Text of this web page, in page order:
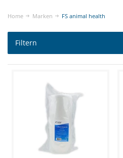
Home Marken FS animal health
Filtern